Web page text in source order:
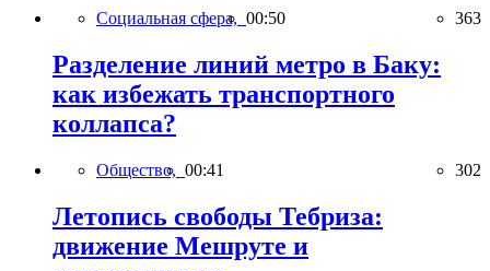
Социальная сфера, 00:50 363
Разделение линий метро в Баку:
как избежать транспортного
коллапса?
Общество, 00:41 302
Летопись свободы Тебриза:
движение Мешруте и